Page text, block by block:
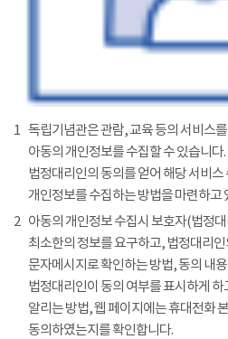
1 독립기념관은 관람, 교육 등의 서비스
아동의 개인정보를 수집할 수 있습니
법정대리인의 동의를 얻어 해당 서비스
개인정보를 수집하는 방법을 마련하고
2 아동의 개인정보 수집시 보호자(법정
최소한의 정보를 요구하고, 법정대리
문자메시지로 확인하는 방법, 동의 내
법정대리인이 동의 여부를 표시하게
알리는 방법, 웹 페이지에는 휴대전화
동의하였는지를 확인합니다.